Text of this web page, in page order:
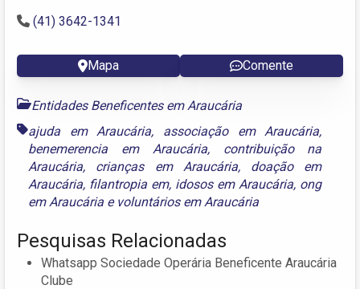
(41) 3642-1341
Mapa Comente
Entidades Beneficentes em Araucária
ajuda em Araucária, associação em Araucária,
benemerencia em Araucária, contribuição na
Araucária, crianças em Araucária, doação em
Araucária, filantropia em, idosos em Araucária, ong
em Araucária e voluntários em Araucária
Pesquisas Relacionadas
Whatsapp Sociedade Operária Beneficente Araucária
Clube